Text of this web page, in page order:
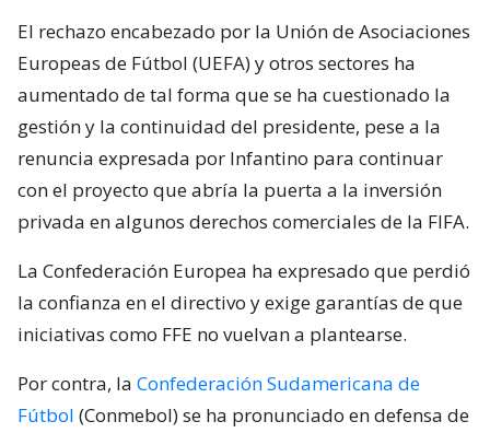
El rechazo encabezado por la Unión de Asociaciones
Europeas de Fútbol (UEFA) y otros sectores ha
aumentado de tal forma que se ha cuestionado la
gestión y la continuidad del presidente, pese a la
renuncia expresada por Infantino para continuar
con el proyecto que abría la puerta a la inversión
privada en algunos derechos comerciales de la FIFA.
La Confederación Europea ha expresado que perdió
la confianza en el directivo y exige garantías de que
iniciativas como FFE no vuelvan a plantearse.
Por contra, la Confederación Sudamericana de
Fútbol (Conmebol) se ha pronunciado en defensa de